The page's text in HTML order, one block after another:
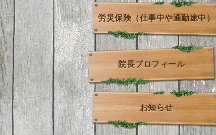
労災保険（仕事中や通勤途中）
院長プロフィール
お知らせ